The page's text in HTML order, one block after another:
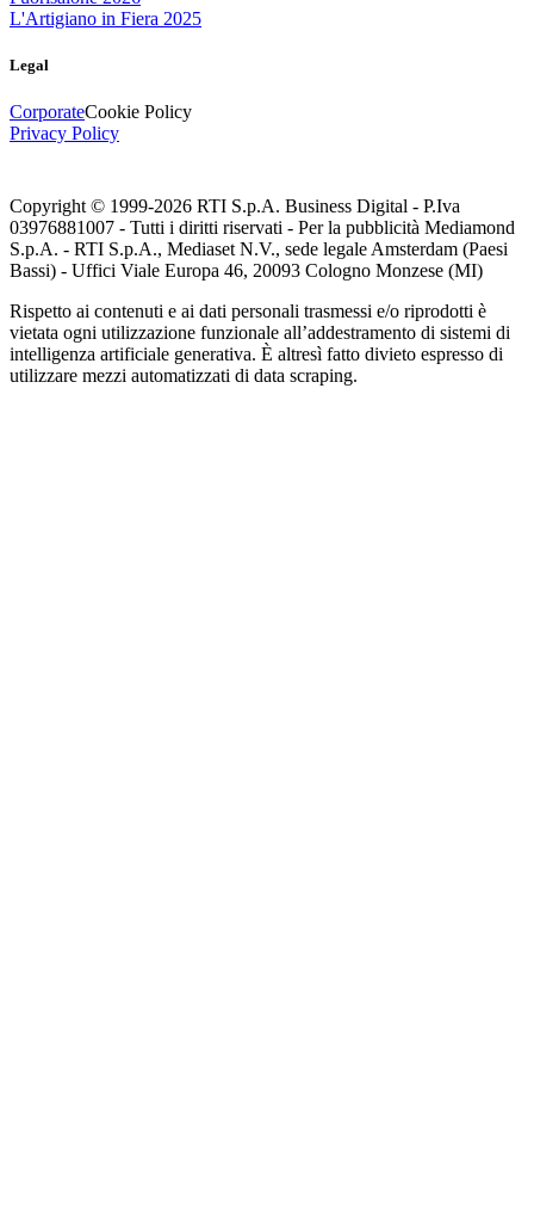
L'Artigiano in Fiera 2025
Legal
CorporateCookie Policy
Privacy Policy
Copyright © 1999-2026 RTI S.p.A. Business Digital - P.Iva
03976881007 - Tutti i diritti riservati - Per la pubblicità Mediamond
S.p.A. - RTI S.p.A., Mediaset N.V., sede legale Amsterdam (Paesi
Bassi) - Uffici Viale Europa 46, 20093 Cologno Monzese (MI)
Rispetto ai contenuti e ai dati personali trasmessi e/o riprodotti è
vietata ogni utilizzazione funzionale all’addestramento di sistemi di
intelligenza artificiale generativa. È altresì fatto divieto espresso di
utilizzare mezzi automatizzati di data scraping.